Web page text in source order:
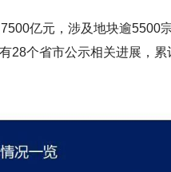
亿元，涉及地块逾5500
28个省市公示相关进展，